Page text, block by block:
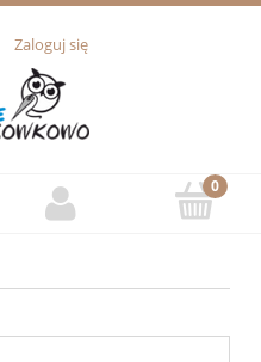
Zaloguj się